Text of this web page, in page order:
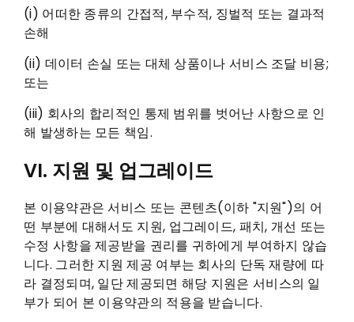
(i) 어떠한 종류의 간접적, 부수적, 징벌적 또는 결과적
손해
(ii) 데이터 손실 또는 대체 상품이나 서비스 조달 비용;
또는
(iii) 회사의 합리적인 통제 범위를 벗어난 사항으로 인
해 발생하는 모든 책임.
VI. 지원 및 업그레이드
본 이용약관은 서비스 또는 콘텐츠(이하 "지원")의 어
떤 부분에 대해서도 지원, 업그레이드, 패치, 개선 또는
수정 사항을 제공받을 권리를 귀하에게 부여하지 않습
니다. 그러한 지원 제공 여부는 회사의 단독 재량에 따
라 결정되며, 일단 제공되면 해당 지원은 서비스의 일
부가 되어 본 이용약관의 적용을 받습니다.